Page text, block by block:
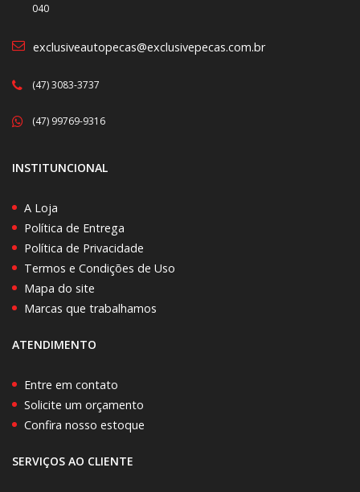
040
exclusiveautopecas@exclusivepecas.com.br
(47) 3083-3737
(47) 99769-9316
INSTITUNCIONAL
A Loja
Política de Entrega
Política de Privacidade
Termos e Condições de Uso
Mapa do site
Marcas que trabalhamos
ATENDIMENTO
Entre em contato
Solicite um orçamento
Confira nosso estoque
SERVIÇOS AO CLIENTE